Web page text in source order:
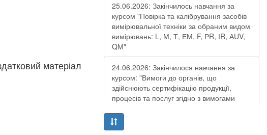
матеріал
25.06.2026: Закінчилось навчання за
курсом "Повірка та калібрування засобів
вимірювальної техніки за обраним видом
вимірювань: L, М, Т, ЕМ, F, РR, ІR, АUV,
QМ"
24.06.2026: Закінчилося навчання за
курсом: "Вимоги до органів, що
здійснюють сертифікацію продукції,
процесів та послуг згідно з вимогами
19.06.2026: Закінчилося навчання за